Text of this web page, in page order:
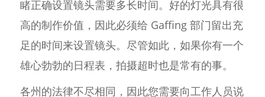
睹正确设置镜头需要多长时间。好的灯光具有很
高的制作价值，因此必须给 Gaffing 部门留出充
足的时间来设置镜头。尽管如此，如果你有一个
雄心勃勃的日程表，拍摄超时也是常有的事。
各州的法律不尽相同，因此您需要向工作人员说